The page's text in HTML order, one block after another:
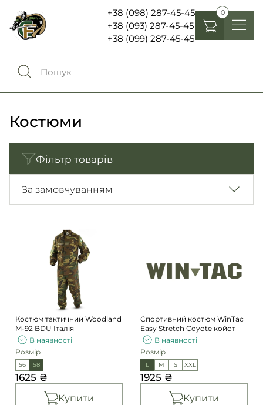
+38 (098) 287-45-45
+38 (093) 287-45-45
+38 (099) 287-45-45
0
Обране0
Увійти
RU UA
Каталог
Контакти
Про нас
Доставка і оплата
Повернення та обмін
Аксесуари
Ліхтарі , біноклі та елементи живлення
Шеврони, патчі та нашивки
Погони
Фурнітура
Second Hand NATO
Костюми
Фільтр товарів
За замовчуванням
Костюм тактичний Woodland
M-92 BDU Італія
В наявності
Розмір
56 58
1625 ₴
Купити
Спортивний костюм WinTac
Easy Stretch Сoyote койот
В наявності
Розмір
L M S XXL
1925 ₴
Купити